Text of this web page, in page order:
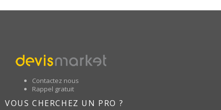
Contactez nous
Rappel gratuit
VOUS CHERCHEZ UN PRO ?